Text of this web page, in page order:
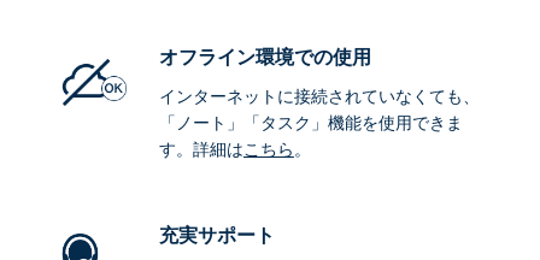
オフライン環境での使用
インターネットに接続されていなくても、
「ノート」「タスク」機能を使用できま
す。詳細はこちら。
充実サポート